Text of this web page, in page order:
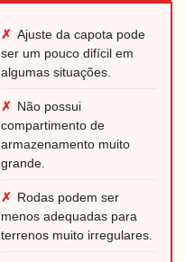
✗ Ajuste da capota pode
ser um pouco difícil em
algumas situações.
✗ Não possui
compartimento de
armazenamento muito
grande.
✗ Rodas podem ser
menos adequadas para
terrenos muito irregulares.